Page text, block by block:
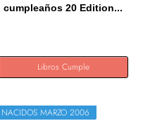
cumpleaños 20 Edition...
Libros Cumple
NACIDOS MARZO 2006